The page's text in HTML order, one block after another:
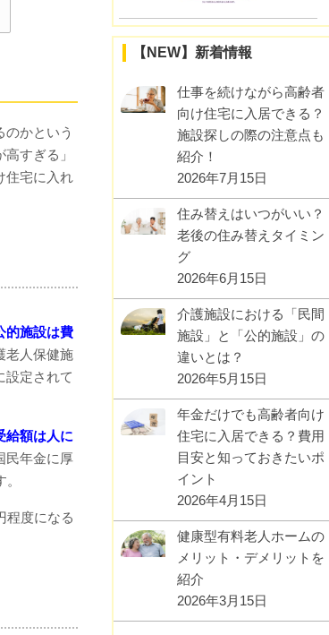
かという
すぎる」
住宅に入れ
的施設は費
老人保健施
設定されて
給額は人に
民年金に厚
程度になる
【NEW】新着情報
仕事を続けながら高齢者
向け住宅に入居できる？
施設探しの際の注意点も
紹介！
2026年7月15日
住み替えはいつがいい？
老後の住み替えタイミン
グ
2026年6月15日
介護施設における「民間
施設」と「公的施設」の
違いとは？
2026年5月15日
年金だけでも高齢者向け
住宅に入居できる？費用
目安と知っておきたいポ
イント
2026年4月15日
健康型有料老人ホームの
メリット・デメリットを
紹介
2026年3月15日